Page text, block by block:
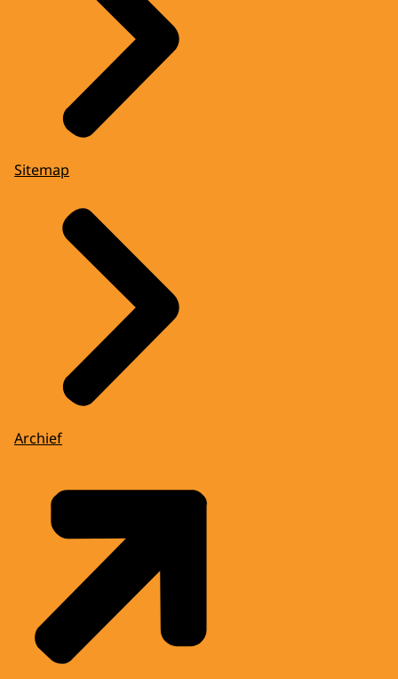
Sitemap
Archief